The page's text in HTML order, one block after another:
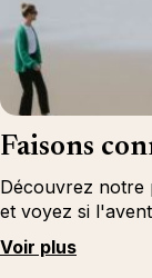
Faisons
Découvrez notre
et voyez si
Voir plus